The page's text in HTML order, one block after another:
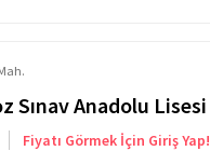
Sınav Anadolu Lisesi
Fiyatı Görmek İçin Giriş Yap!